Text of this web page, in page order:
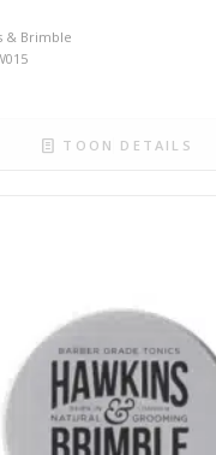
& Brimble
TOON DETAILS